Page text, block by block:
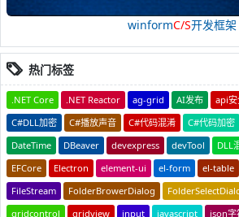
winformC/S开发框架
热门标签
.NET Core .NET Reactor ag-grid AI发布 api安
C#DLL加密
C#播放声音 C#代码混淆 C#代码加密
DateTime
DBeaver devexpress devTool DLL
EFCore
Electron element-ui el-form el-table
FileStream
FolderBrowerDialog
gridcontrol
gridview input javascript json字